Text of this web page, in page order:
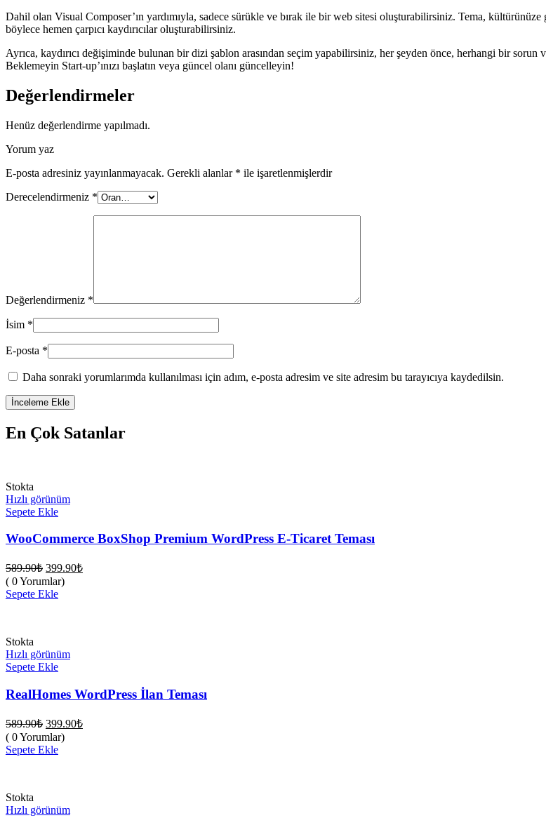
Dahil olan Visual Composer’ın yardımıyla, sadece sürükle ve bırak ile bir web sitesi oluşturabilirsiniz. Tema,
böylece hemen çarpıcı kaydırıcılar oluşturabilirsiniz.
Ayrıca, kaydırıcı değişiminde bulunan bir dizi şablon arasından seçim yapabilirsiniz, her şeyden önce, herhangi bir sorun
Beklemeyin Start-up’ınızı başlatın veya güncel olanı güncelleyin!
Değerlendirmeler
Henüz değerlendirme yapılmadı.
Yorum yaz
E-posta adresiniz yayınlanmayacak. Gerekli alanlar * ile işaretlenmişlerdir
Derecelendirmeniz *
Değerlendirmeniz *
İsim *
E-posta *
Daha sonraki yorumlarımda kullanılması için adım, e-posta adresim ve site adresim bu tarayıcıya kaydedilsin.
En Çok Satanlar
Stokta
Hızlı görünüm
Sepete Ekle
WooCommerce BoxShop Premium WordPress E-Ticaret Teması
589.90₺ Orijinal
fiyat:
589.90₺.
399.90₺Şu
( 0 Yorumlar)
Sepete Ekle
Stokta
Hızlı görünüm
Sepete Ekle
RealHomes WordPress İlan Teması
589.90₺ Orijinal
fiyat:
589.90₺.
399.90₺Şu
( 0 Yorumlar)
Sepete Ekle
Stokta
Hızlı görünüm